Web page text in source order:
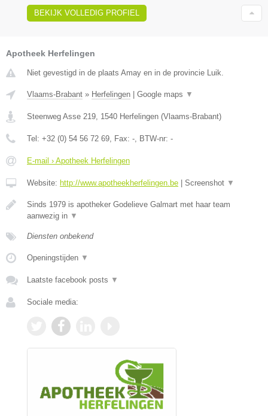
BEKIJK VOLLEDIG PROFIEL
Apotheek Herfelingen
Niet gevestigd in de plaats Amay en in de provincie Luik.
Vlaams-Brabant » Herfelingen Google maps ▼
Steenweg Asse 219 1540 Herfelingen (Vlaams-Brabant)
Tel: +32 (0) 54 56 72 69 , Fax: - , BTW-nr: -
E-mail › Apotheek Herfelingen
Website: http://www.apotheekherfelingen.be Screenshot ▼
Sinds 1979 is apotheker Godelieve Galmart met haar team
aanwezig in ▼
Diensten onbekend
Openingstijden ▼
Laatste facebook posts ▼
Sociale media: